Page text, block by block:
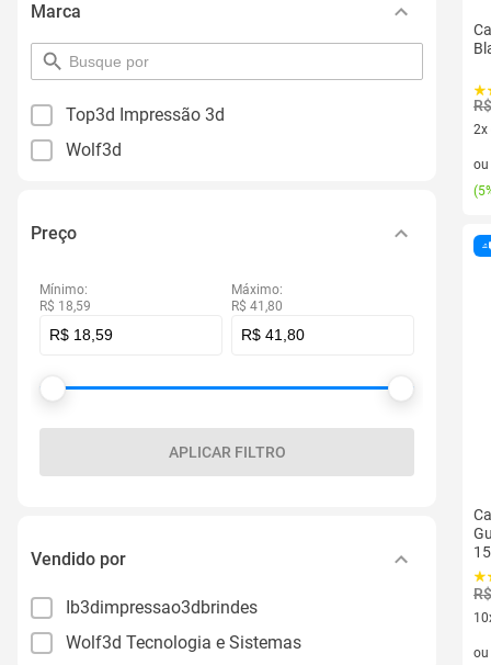
Marca
pesquisar
por
Top3d Impressão 3d
Wolf3d
Preço
Mínimo:
R$ 18,59
Máximo:
R$ 41,80
APLICAR FILTRO
Vendido por
Ib3dimpressao3dbrindes
Wolf3d Tecnologia e Sistemas
2x
2
ou
(
ou